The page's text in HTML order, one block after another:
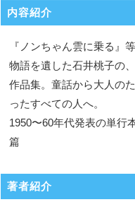
内容紹介
『ノンちゃん雲に乗る』
物語を遺した石井桃子の
作品集。童話から大人の
ったすべての人へ。
1950〜60年代発表の単行
篇
著者紹介